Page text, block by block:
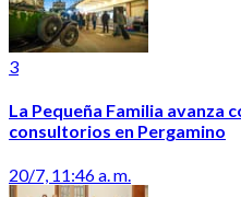
3
La Pequeña Familia avanza
consultorios en Pergamino
20/7, 11:46 a. m.